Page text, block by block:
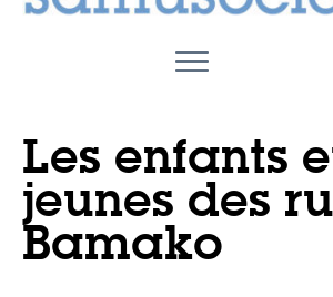
Les enfants
jeunes des
Bamako